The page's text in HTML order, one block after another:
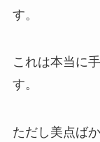
す。
これは本当に
す。
ただし美点ば